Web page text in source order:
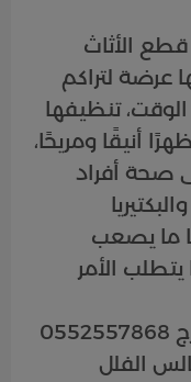
قطع الأثاث
عرضة لتراكم
الوقت، تنظيفها
أنيقًا ومريحًا،
صحة أفراد
ما يصعب
يتطلب الأمر
نحن في شركة تنظيف فلل بالخرج 0552557868
الفلل